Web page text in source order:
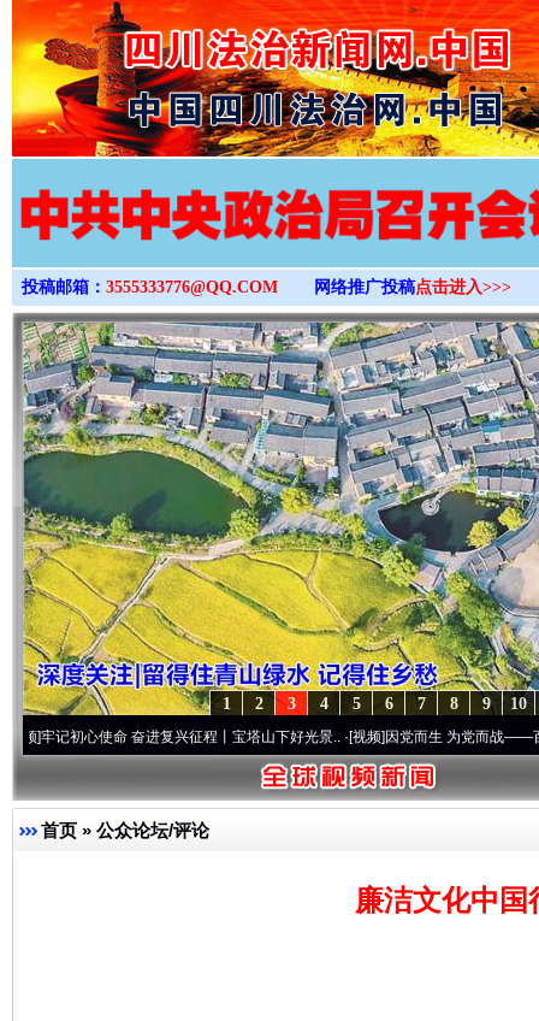
>
投稿邮箱： 3555333776@QQ.COM 网络推广投稿点击进入>>>
10
9
8
7
6
5
4
3
2
1
使命 奋进复兴征程丨宝塔山下好光景..·[视频]因党而生 为党而战——百年“纪”事⑧
首页 » 公众论坛/评论
廉洁文化中